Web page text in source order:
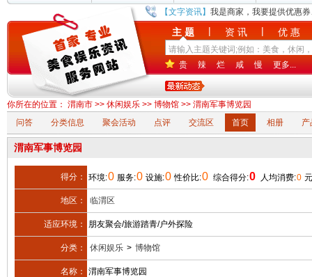
【文字资讯】 我是商家，我要提供优惠
主 题 | 资 讯 | 优 惠
贵 辣 烂 咸 慢 更多...
你所在的位置： 渭南市 >> 休闲娱乐 >> 博物馆 >> 渭南军事博览园
问答
分类信息 聚会活动 点评 交流区 首页 相册 产
渭南军事博览园
得分： 环境:0 服务:0 设施:0 性价比:0 综合得分:0 人均消费:0
地区： 临渭区
适应环境： 朋友聚会/旅游踏青/户外探险
分类： 休闲娱乐 > 博物馆
名称： 渭南军事博览园